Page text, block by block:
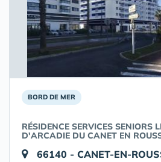
BORD DE MER
RÉSIDENCE SERVICES SENIORS
D'ARCADIE DU CANET EN
66140 - CANET-EN-